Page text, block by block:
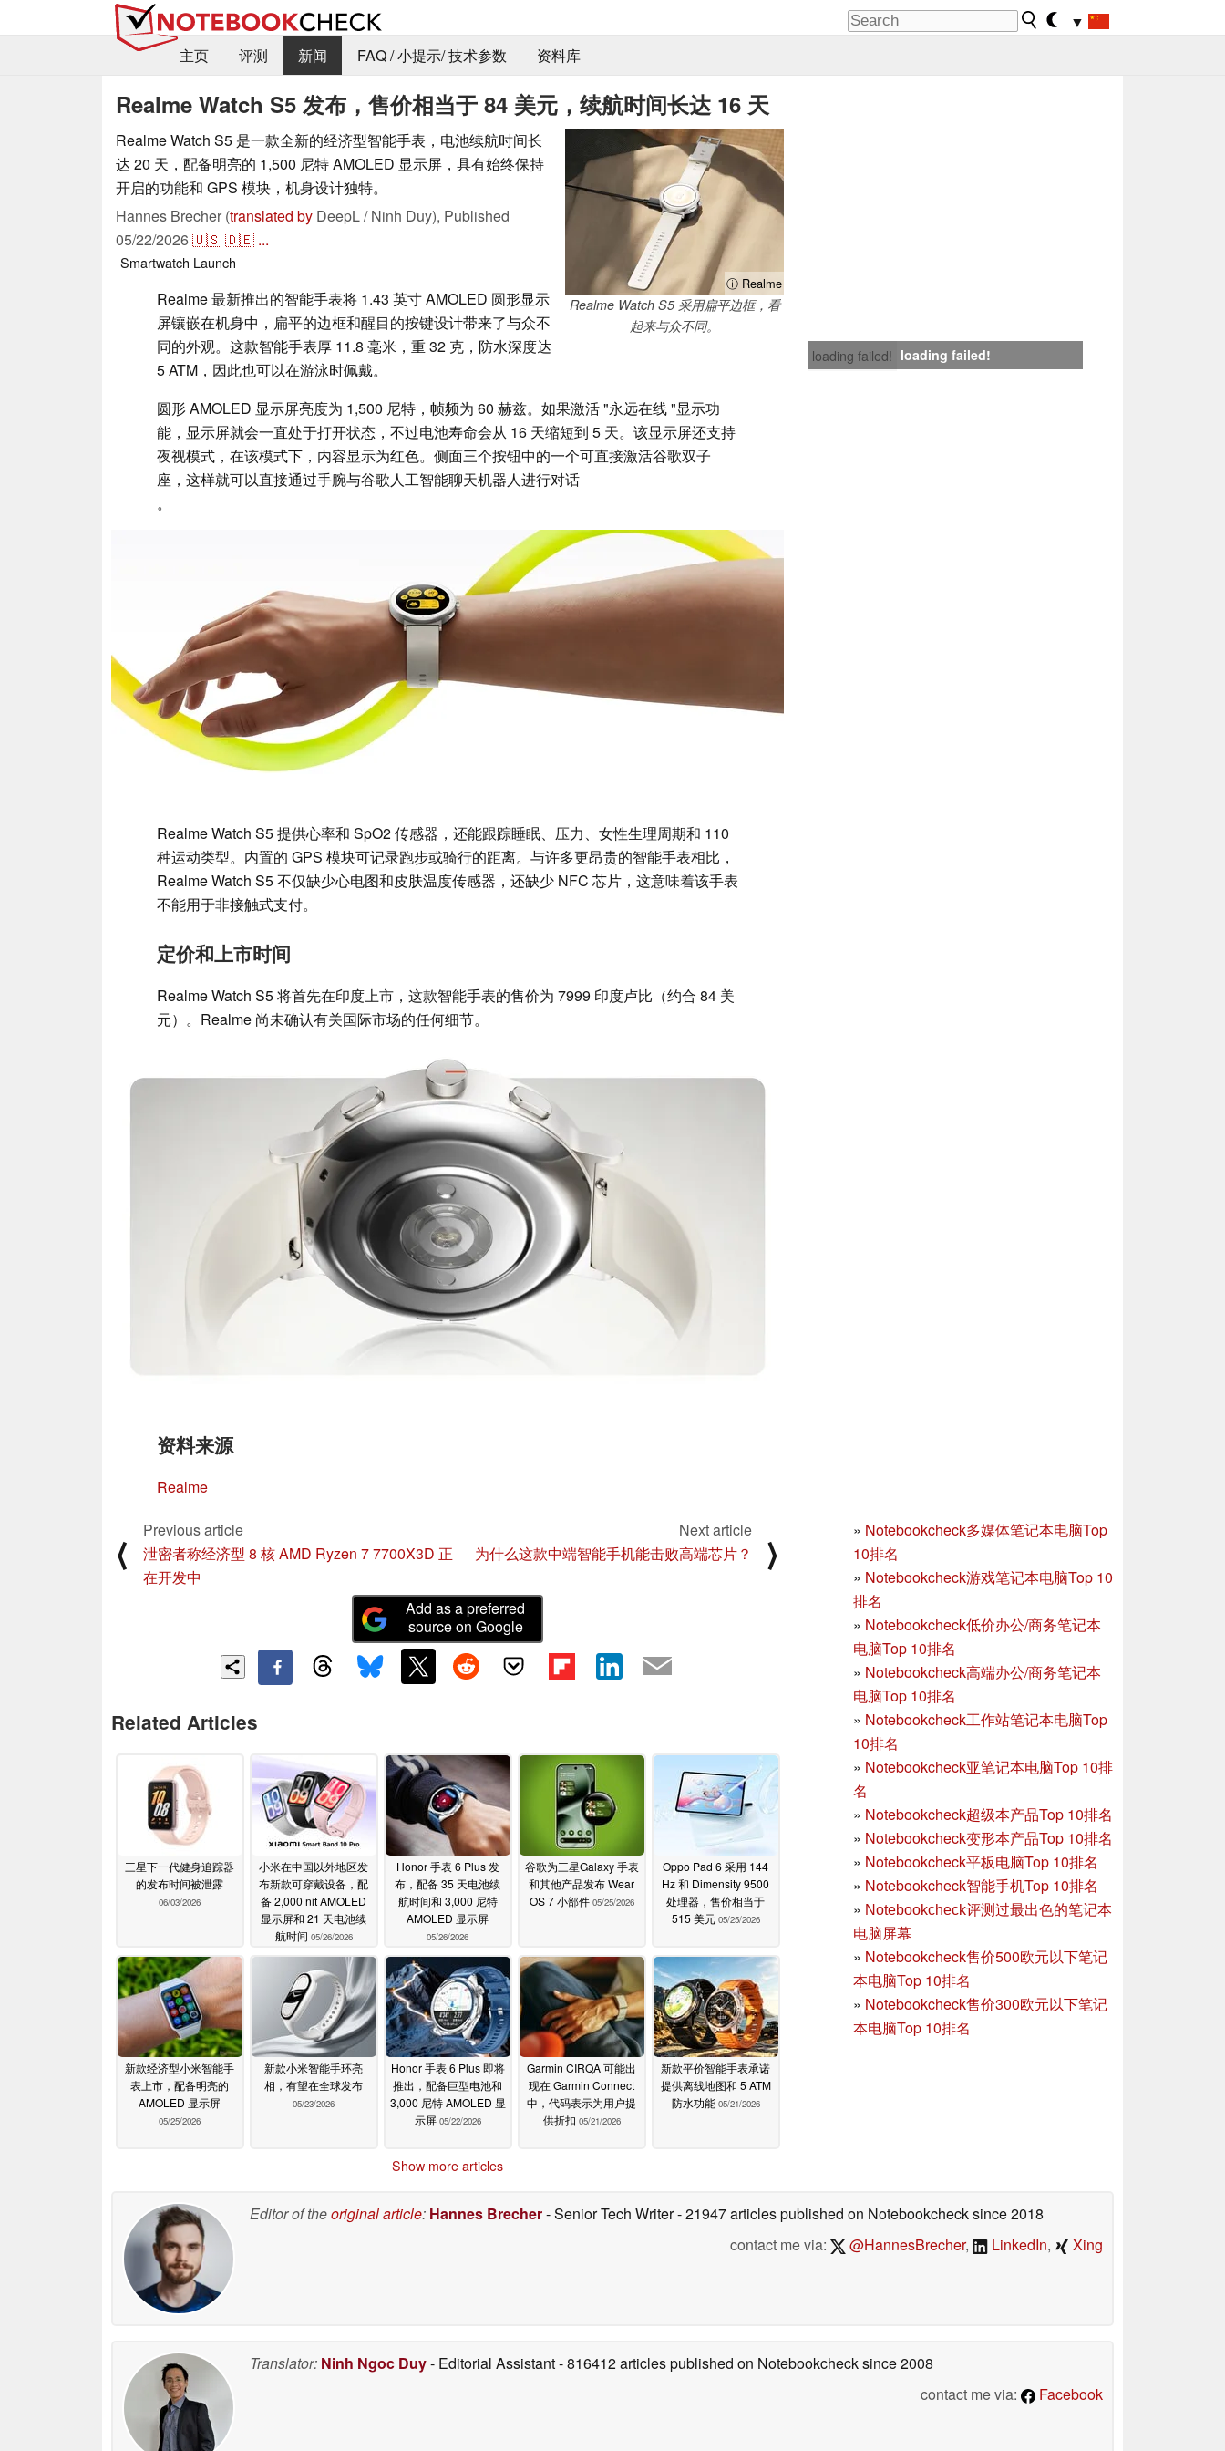
▼
主页
评测 新闻 FAQ / 小提示/ 技术参数 资料库
Realme Watch S5 发布，售价相当于 84 美元，续航时间长达 16 天
ⓘ Realme
Realme Watch S5 采用扁平边框，看
起来与众不同。
Realme Watch S5 是一款全新的经济型智能手表，电池续航时间长
达 20 天，配备明亮的 1,500 尼特 AMOLED 显示屏，具有始终保持
开启的功能和 GPS 模块，机身设计独特。
Hannes Brecher (translated by DeepL / Ninh Duy), Published
05/22/2026🇺🇸🇩🇪 ...
Smartwatch Launch
loading failed! loading failed!
Realme 最新推出的智能手表将 1.43 英寸 AMOLED 圆形显示
屏镶嵌在机身中，扁平的边框和醒目的按键设计带来了与众不
同的外观。这款智能手表厚 11.8 毫米，重 32 克，防水深度达
5 ATM，因此也可以在游泳时佩戴。
圆形 AMOLED 显示屏亮度为 1,500 尼特，帧频为 60 赫兹。如果激活 "永远在线 "显示功
能，显示屏就会一直处于打开状态，不过电池寿命会从 16 天缩短到 5 天。该显示屏还支持
夜视模式，在该模式下，内容显示为红色。侧面三个按钮中的一个可直接激活谷歌双子
座，这样就可以直接通过手腕与谷歌人工智能聊天机器人进行对话
。
Realme Watch S5 提供心率和 SpO2 传感器，还能跟踪睡眠、压力、女性生理周期和 110
种运动类型。内置的 GPS 模块可记录跑步或骑行的距离。与许多更昂贵的智能手表相比，
Realme Watch S5 不仅缺少心电图和皮肤温度传感器，还缺少 NFC 芯片，这意味着该手表
不能用于非接触式支付。
定价和上市时间
Realme Watch S5 将首先在印度上市，这款智能手表的售价为 7999 印度卢比（约合 84 美
元）。Realme 尚未确认有关国际市场的任何细节。
资料来源
Realme
» Notebookcheck多媒体笔记本电脑Top
10排名
» Notebookcheck游戏笔记本电脑Top 10
排名
» Notebookcheck低价办公/商务笔记本
电脑Top 10排名
» Notebookcheck高端办公/商务笔记本
电脑Top 10排名
» Notebookcheck工作站笔记本电脑Top
10排名
» Notebookcheck亚笔记本电脑Top 10排
名
» Notebookcheck超级本产品Top 10排名
» Notebookcheck变形本产品Top 10排名
» Notebookcheck平板电脑Top 10排名
» Notebookcheck智能手机Top 10排名
» Notebookcheck评测过最出色的笔记本
电脑屏幕
» Notebookcheck售价500欧元以下笔记
本电脑Top 10排名
» Notebookcheck售价300欧元以下笔记
本电脑Top 10排名
⟨
Previous article
泄密者称经济型 8 核 AMD Ryzen 7 7700X3D 正
在开发中
Next article
为什么这款中端智能手机能击败高端芯片？
⟩
Add as a preferred
source on Google
Related Articles
三星下一代健身追踪器
的发布时间被泄露
06/03/2026
小米在中国以外地区发
布新款可穿戴设备，配
备 2,000 nit AMOLED
显示屏和 21 天电池续
航时间 05/26/2026
Honor 手表 6 Plus 发
布，配备 35 天电池续
航时间和 3,000 尼特
AMOLED 显示屏
05/26/2026
谷歌为三星Galaxy 手表
和其他产品发布 Wear
OS 7 小部件 05/25/2026
Oppo Pad 6 采用 144
Hz 和 Dimensity 9500
处理器，售价相当于
515 美元 05/25/2026
新款经济型小米智能手
表上市，配备明亮的
AMOLED 显示屏
05/25/2026
新款小米智能手环亮
相，有望在全球发布
05/23/2026
Honor 手表 6 Plus 即将
推出，配备巨型电池和
3,000 尼特 AMOLED 显
示屏 05/22/2026
Garmin CIRQA 可能出
现在 Garmin Connect
中，代码表示为用户提
供折扣 05/21/2026
新款平价智能手表承诺
提供离线地图和 5 ATM
防水功能 05/21/2026
Show more articles
Editor of theoriginal article: Hannes Brecher- Senior Tech Writer- 21947 articles published on Notebookchecksince 2018
contact me via:
@HannesBrecher, LinkedIn, Xing
Translator: Ninh Ngoc Duy- Editorial Assistant- 816412 articles published on Notebookchecksince 2008
contact me via:
Facebook